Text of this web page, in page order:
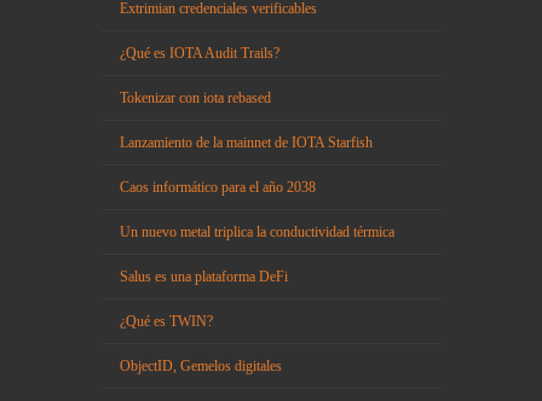
Extrimian credenciales verificables
¿Qué es IOTA Audit Trails?
Tokenizar con iota rebased
Lanzamiento de la mainnet de IOTA Starfish
Caos informático para el año 2038
Un nuevo metal triplica la conductividad térmica
Salus es una plataforma DeFi
¿Qué es TWIN?
ObjectID, Gemelos digitales